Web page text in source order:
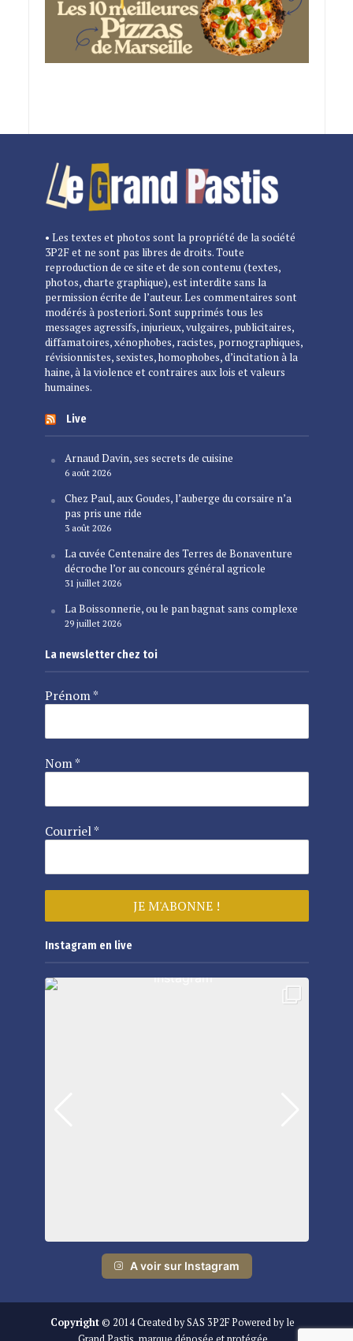
• Les textes et photos sont la propriété de la société
3P2F et ne sont pas libres de droits. Toute
reproduction de ce site et de son contenu (textes,
photos, charte graphique), est interdite sans la
permission écrite de l’auteur. Les commentaires sont
modérés à posteriori. Sont supprimés tous les
messages agressifs, injurieux, vulgaires, publicitaires,
diffamatoires, xénophobes, racistes, pornographiques,
révisionnistes, sexistes, homophobes, d’incitation à la
haine, à la violence et contraires aux lois et valeurs
humaines.
Live
Arnaud Davin, ses secrets de cuisine
6 août 2026
Chez Paul, aux Goudes, l’auberge du corsaire n’a
pas pris une ride
3 août 2026
La cuvée Centenaire des Terres de Bonaventure
décroche l’or au concours général agricole
31 juillet 2026
La Boissonnerie, ou le pan bagnat sans complexe
29 juillet 2026
La newsletter chez toi
Prénom*
Nom*
Courriel*
Instagram en live
A voir sur Instagram
Copyright© 2014 Created by SAS 3P2F Powered by le